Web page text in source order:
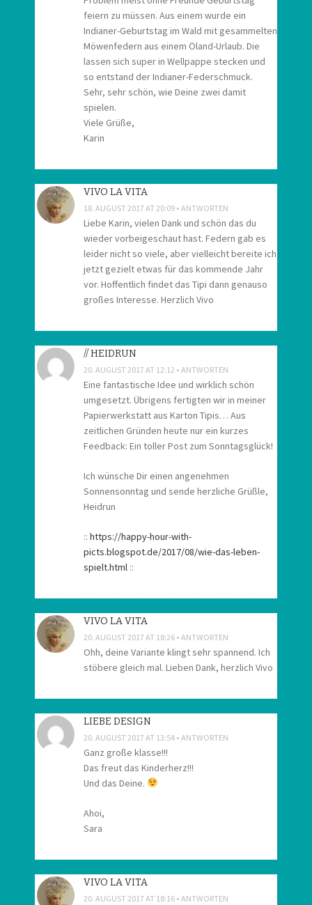
feiern zu müssen. Aus einem wurde ein
Indianer-Geburtstag im Wald mit gesammelten
Möwenfedern aus einem Öland-Urlaub. Die
lassen sich super in Wellpappe stecken und
so entstand der Indianer-Federschmuck.
Sehr, sehr schön, wie Deine zwei damit
spielen.
Viele Grüße,
Karin
VIVO LA VITA
18. AUGUST 2017 AT 20:09 ANTWORTEN
Liebe Karin, vielen Dank und schön das du
wieder vorbeigeschaut hast. Federn gab es
leider nicht so viele, aber vielleicht bereite ich
jetzt gezielt etwas für das kommende Jahr
vor. Hoffentlich findet das Tipi dann genauso
großes Interesse. Herzlich Vivo
// HEIDRUN
20. AUGUST 2017 AT 12:12 ANTWORTEN
Eine fantastische Idee und wirklich schön
umgesetzt. Übrigens fertigten wir in meiner
Papierwerkstatt aus Karton Tipis… Aus
zeitlichen Gründen heute nur ein kurzes
Feedback: Ein toller Post zum Sonntagsglück!
Ich wünsche Dir einen angenehmen
Sonnensonntag und sende herzliche Grüßle,
Heidrun
:: https://happy-hour-with-
picts.blogspot.de/2017/08/wie-das-leben-
spielt.html ::
VIVO LA VITA
20. AUGUST 2017 AT 18:26 ANTWORTEN
Ohh, deine Variante klingt sehr spannend. Ich
stöbere gleich mal. Lieben Dank, herzlich Vivo
LIEBE DESIGN
20. AUGUST 2017 AT 13:54 ANTWORTEN
Ganz große klasse!!!
Das freut das Kinderherz!!!
Und das Deine.
Ahoi,
Sara
VIVO LA VITA
20. AUGUST 2017 AT 18:16 ANTWORTEN